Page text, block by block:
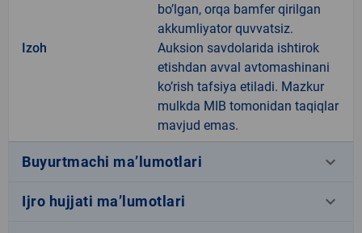
Izoh
bo’lgan, orqa bamfer qirilgan
akkumliyator quvvatsiz.
Auksion savdolarida ishtirok
etishdan avval avtomashinani
ko’rish tafsiya etiladi. Mazkur
mulkda MIB tomonidan taqiqlar
mavjud emas.
Buyurtmachi ma’lumotlari keyboard_arrow_down
Ijro hujjati ma’lumotlari keyboard_arrow_down